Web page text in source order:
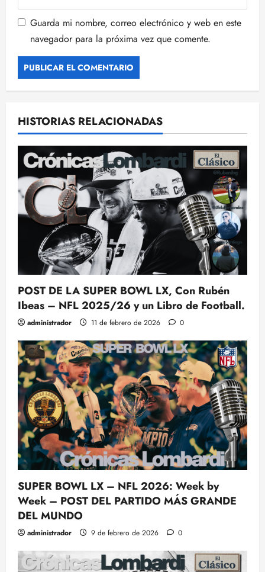
Guarda mi nombre, correo electrónico y web en este
navegador para la próxima vez que comente.
HISTORIAS RELACIONADAS
POST DE LA SUPER BOWL LX, Con Rubén
Ibeas – NFL 2025/26 y un Libro de Football.
administrador 11 de febrero de 2026 0
SUPER BOWL LX – NFL 2026: Week by
Week – POST DEL PARTIDO MÁS GRANDE
DEL MUNDO
administrador 9 de febrero de 2026 0